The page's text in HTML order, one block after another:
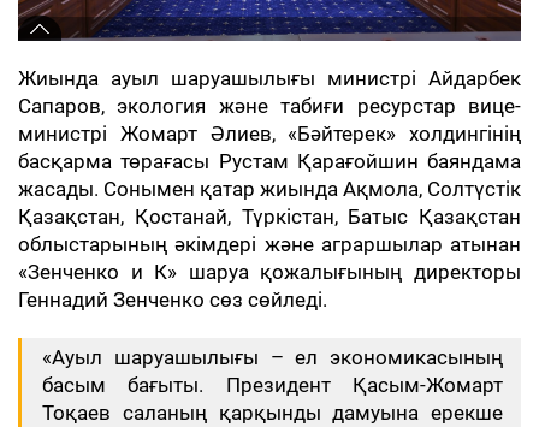
Жиында ауыл шаруашылығы министрі Айдарбек
Сапаров, экология және табиғи ресурстар вице-
министрі Жомарт Әлиев, «Бәйтерек» холдингінің
басқарма төрағасы Рустам Қарағойшин баяндама
жасады. Сонымен қатар жиында Ақмола, Солтүстік
Қазақстан, Қостанай, Түркістан, Батыс Қазақстан
облыстарының әкімдері және аграршылар атынан
«Зенченко и К» шаруа қожалығының директоры
Геннадий Зенченко сөз сөйледі.
«Ауыл шаруашылығы – ел экономикасының
басым бағыты. Президент Қасым-Жомарт
Тоқаев саланың қарқынды дамуына ерекше